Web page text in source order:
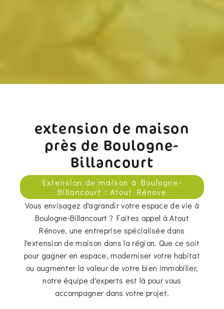
extension de maison
près de Boulogne-
Billancourt
Extension de maison à Boulogne-
Billancourt : Atout Rénove
Vous envisagez d'agrandir votre espace de vie à
Boulogne-Billancourt ? Faites appel à Atout
Rénove, une entreprise spécialisée dans
l'extension de maison dans la région. Que ce soit
pour gagner en espace, moderniser votre habitat
ou augmenter la valeur de votre bien immobilier,
notre équipe d'experts est là pour vous
accompagner dans votre projet.